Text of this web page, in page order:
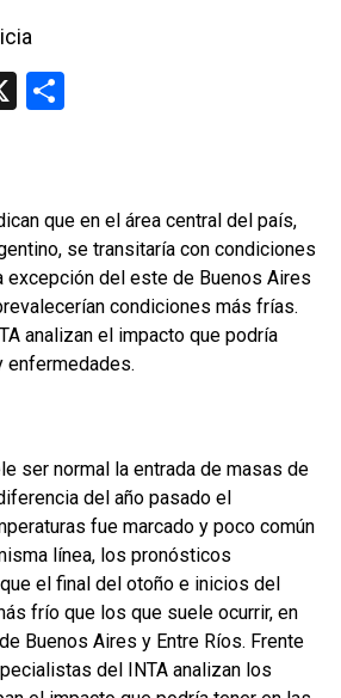
X
p
ar
tir
que en el área central del país,
se transitaría con condiciones
excepción del este de Buenos Aires
condiciones más frías.
analizan el impacto que podría
enfermedades.
ser normal la entrada de masas de
del año pasado el
fue marcado y poco común
línea, los pronósticos
el final del otoño e inicios del
frío que los que suele ocurrir, en
Buenos Aires y Entre Ríos. Frente
del INTA analizan los